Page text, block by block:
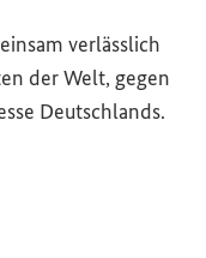
verlässlich
der Welt, gegen
Deutschlands.